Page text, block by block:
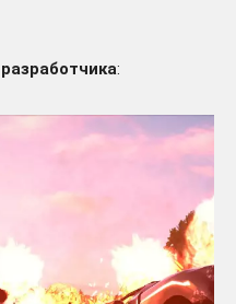
: